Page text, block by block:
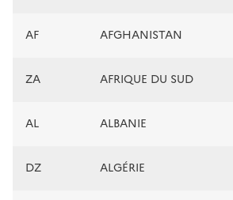
AF AFGHANISTAN
ZA AFRIQUE DU SUD
AL ALBANIE
DZ ALGÉRIE